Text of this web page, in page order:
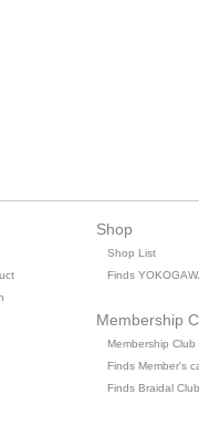
Shop
Shop List
Finds
Membership
Membership Club
Finds Member's
Finds Braidal Club